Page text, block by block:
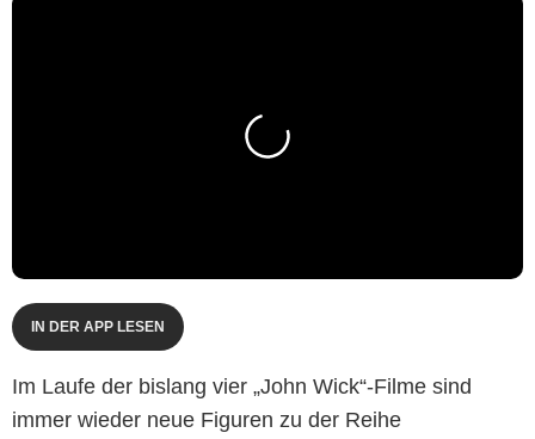
IN DER APP LESEN
Im Laufe der bislang vier „John Wick“-Filme sind
immer wieder neue Figuren zu der Reihe